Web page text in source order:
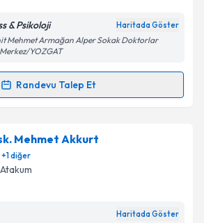
& Psikoloji Haritada Göster
Mehmet Armağan Alper Sokak Doktorlar
YOZGAT
Randevu Talep Et
Talebi
Caniçin randevu takvimi talebi
bu uzmandan randevu almanız için bir
e-posta ile bilgilendireceğiz.
Mehmet Akkurt
+1diğer
Haritada Göster